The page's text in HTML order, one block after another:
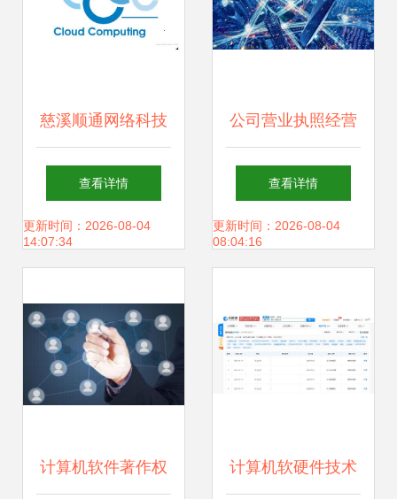
慈溪顺通网络科技
首商网 深耕计算机
软硬件技术研发，
查看详情
更新时间：2026-08-04
14:07:34
公司营业执照经营
范围的构成要素 计
算机软硬件技术开
查看详情
更新时间：2026-08-04
08:04:16
计算机软件著作权 计算机软硬件技术